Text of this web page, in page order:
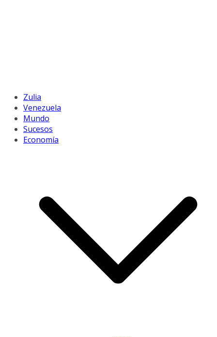
Zulia
Venezuela
Mundo
Sucesos
Economía